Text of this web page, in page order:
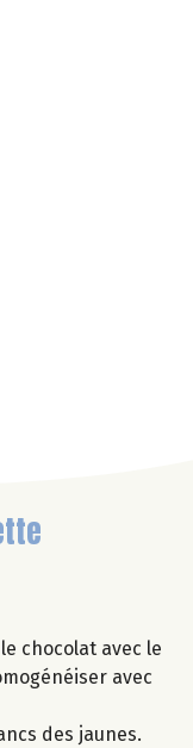
chocolat avec le
avec
des jaunes.